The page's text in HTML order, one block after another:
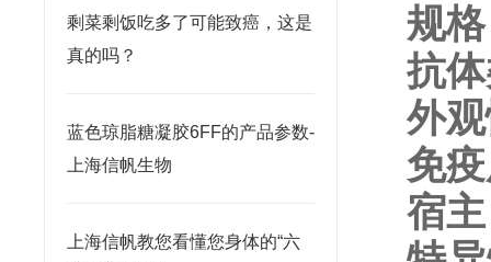
剩菜剩饭吃多了可能致癌，这是
真的吗？
蓝色琼脂糖凝胶6FF的产品参数-
上海信帆生物
上海信帆教您看懂您身体的“六
规
抗
外
免
宿